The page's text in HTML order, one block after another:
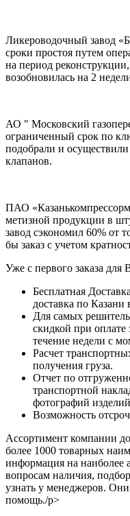
Ликероводочный завод
сроки простоя путем
на период
возобновилась на 2
АО " Московский
ограниченный срок по
подобрали и
клапанов.
ПАО
метизной продукции в
завод сэкономил 60% от
бы заказ с учетом
Уже с первого заказа для
Бесплатная
доставка по Казани
Для самых
скидкой при оплате
течение недели с
Расчет
получения груза.
Отчет по
транспортной
фотографий
Возможность
Ассортимент компании
более 1000 товарных
информация на
вопросам наличия,
узнать у менеджеров.
помощь./p>